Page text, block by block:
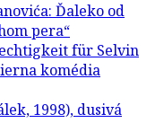
Ďaleko od
pera“
für Selvin
komédia
1998), dusivá